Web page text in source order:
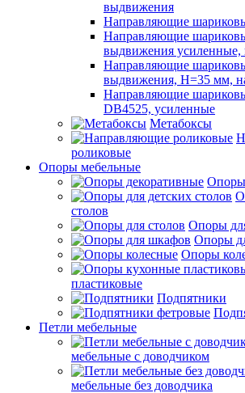
выдвижения
Направляющие
Направляющие
выдвижения усиленные,
Направляющие
выдвижения, H=35 мм,
Направляющие
DB4525, усиленные
Метабоксы
роликовые
Опоры мебельные
Опоры
столов
Опоры
Опоры
Опоры
пластиковые
Подпятники
Петли мебельные
мебельные с доводчиком
мебельные без доводчика